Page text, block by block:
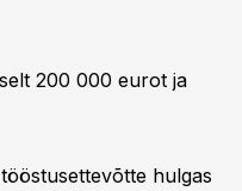
200 000 eurot ja
hulgas